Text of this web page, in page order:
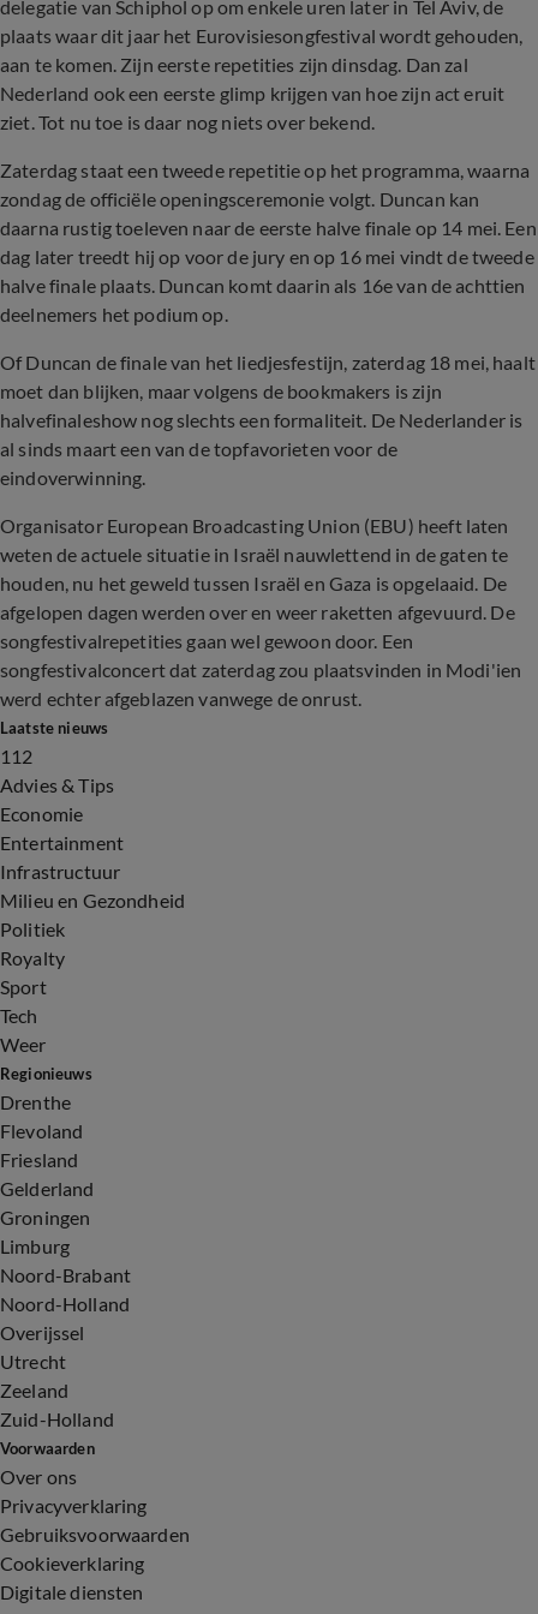
delegatie van Schiphol op om enkele uren later in Tel Aviv, de
plaats waar dit jaar het Eurovisiesongfestival wordt gehouden,
aan te komen. Zijn eerste repetities zijn dinsdag. Dan zal
Nederland ook een eerste glimp krijgen van hoe zijn act eruit
ziet. Tot nu toe is daar nog niets over bekend.
Zaterdag staat een tweede repetitie op het programma, waarna
zondag de officiële openingsceremonie volgt. Duncan kan
daarna rustig toeleven naar de eerste halve finale op 14 mei. Een
dag later treedt hij op voor de jury en op 16 mei vindt de tweede
halve finale plaats. Duncan komt daarin als 16e van de achttien
deelnemers het podium op.
Of Duncan de finale van het liedjesfestijn, zaterdag 18 mei, haalt
moet dan blijken, maar volgens de bookmakers is zijn
halvefinaleshow nog slechts een formaliteit. De Nederlander is
al sinds maart een van de topfavorieten voor de
eindoverwinning.
Organisator European Broadcasting Union (EBU) heeft laten
weten de actuele situatie in Israël nauwlettend in de gaten te
houden, nu het geweld tussen Israël en Gaza is opgelaaid. De
afgelopen dagen werden over en weer raketten afgevuurd. De
songfestivalrepetities gaan wel gewoon door. Een
songfestivalconcert dat zaterdag zou plaatsvinden in Modi'ien
werd echter afgeblazen vanwege de onrust.
Laatste nieuws
112
Advies & Tips
Economie
Entertainment
Infrastructuur
Milieu en Gezondheid
Politiek
Royalty
Sport
Tech
Weer
Regionieuws
Drenthe
Flevoland
Friesland
Gelderland
Groningen
Limburg
Noord-Brabant
Noord-Holland
Overijssel
Utrecht
Zeeland
Zuid-Holland
Voorwaarden
Over ons
Privacyverklaring
Gebruiksvoorwaarden
Cookieverklaring
Digitale diensten